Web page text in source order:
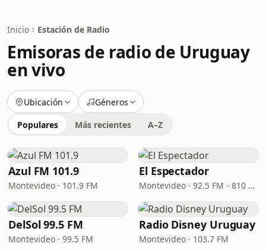
Inicio Estación de Radio
Emisoras de radio de Uruguay
en vivo
Ubicación Géneros
Populares Más recientes A–Z
Azul FM 101.9
Montevideo · 101.9 FM
El Espectador
Montevideo · 92.5 FM - 810 AM
DelSol 99.5 FM
Montevideo · 99.5 FM
Radio Disney Uruguay
Montevideo · 103.7 FM